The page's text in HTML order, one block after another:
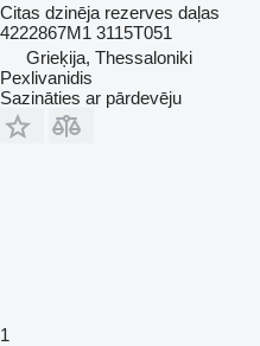
Citas dzinēja rezerves daļas
4222867M1 3115T051
Grieķija, Thessaloniki
Pexlivanidis
Sazināties ar pārdevēju
1